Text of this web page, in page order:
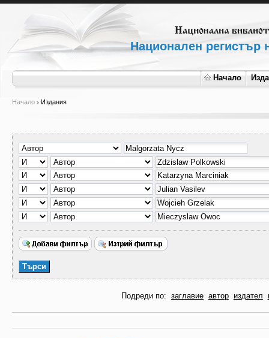
Национален регистър
Начало
Начало Издания
Подреди по: заглавие автор издател